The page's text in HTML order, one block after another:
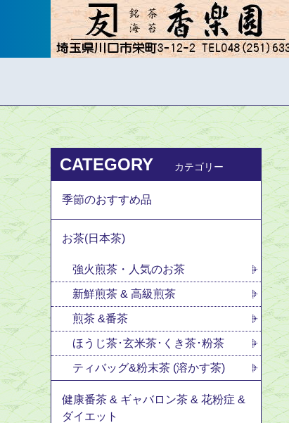
CATEGORY カテゴリー
季節のおすすめ品
お茶(日本茶)
強火煎茶・人気のお茶
新鮮煎茶 & 高級煎茶
煎茶 &番茶
ほうじ茶･玄米茶･くき茶･粉茶
ティバッグ&粉末茶 (溶かす茶)
健康番茶 & ギャバロン茶 & 花粉症 &
ダイエット